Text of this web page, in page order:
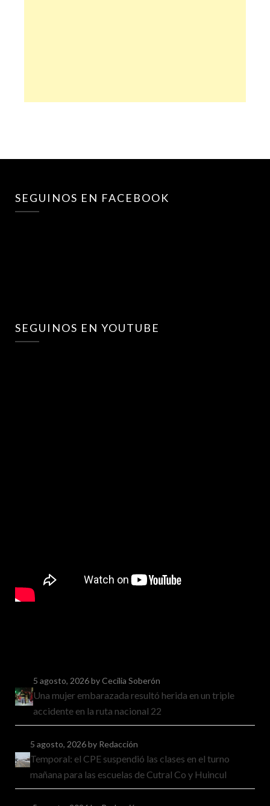
SEGUINOS EN FACEBOOK
SEGUINOS EN YOUTUBE
5 agosto, 2026by Cecilia Soberón
Una mujer embarazada resultó herida en un triple
accidente en la ruta nacional 22
5 agosto, 2026by Redacción
Temporal: el CPE suspendió las clases en el turno
mañana para las escuelas de Cutral Co y Huincul